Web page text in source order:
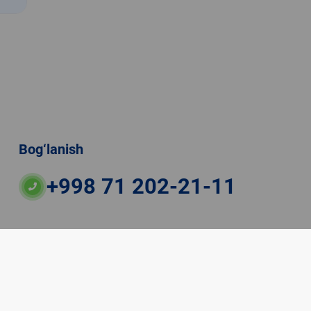
Bog‘lanish
+998 71 202-21-11